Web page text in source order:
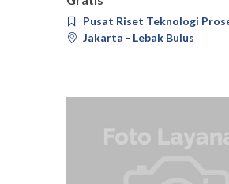
Pusat Riset Teknologi
Jakarta - Lebak Bulus